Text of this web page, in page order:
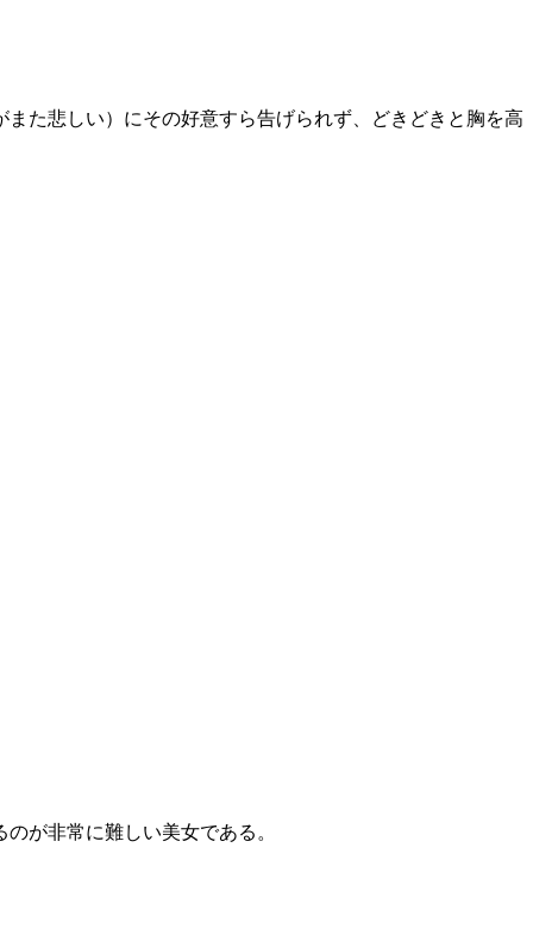
た悲しい）にその好意すら告げられず、どきどきと胸を高
が非常に難しい美女である。